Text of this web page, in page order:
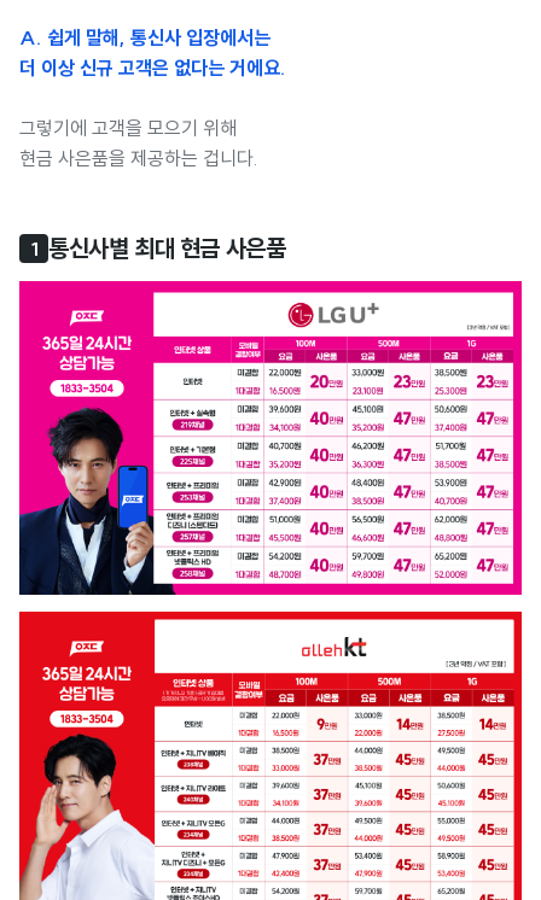
A. 쉽게 말해, 통신사 입장에서는
더 이상 신규 고객은 없다는 거에요.
그렇기에 고객을 모으기 위해
현금 사은품을 제공하는 겁니다.
1 통신사별 최대 현금 사은품